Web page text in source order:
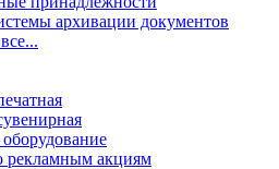
архивации документов
рекламным акциям